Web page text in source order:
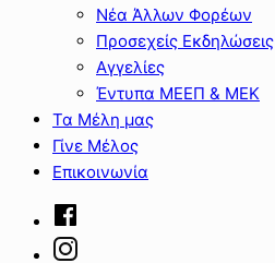
Νέα Άλλων Φορέων
Προσεχείς Εκδηλώσεις
Αγγελίες
Έντυπα ΜΕΕΠ & ΜΕΚ
Τα Μέλη μας
Γίνε Μέλος
Επικοινωνία